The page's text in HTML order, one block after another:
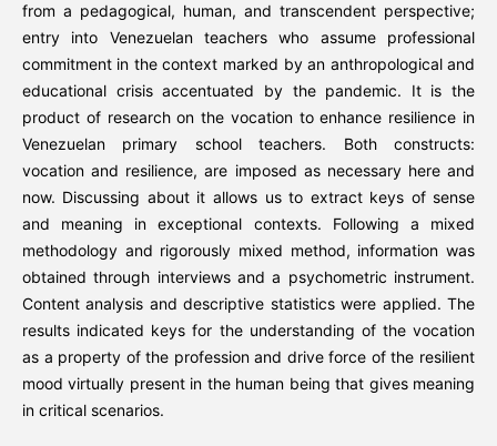
from a pedagogical, human, and transcendent perspective;
entry into Venezuelan teachers who assume professional
commitment in the context marked by an anthropological and
educational crisis accentuated by the pandemic. It is the
product of research on the vocation to enhance resilience in
Venezuelan primary school teachers. Both constructs:
vocation and resilience, are imposed as necessary here and
now. Discussing about it allows us to extract keys of sense
and meaning in exceptional contexts. Following a mixed
methodology and rigorously mixed method, information was
obtained through interviews and a psychometric instrument.
Content analysis and descriptive statistics were applied. The
results indicated keys for the understanding of the vocation
as a property of the profession and drive force of the resilient
mood virtually present in the human being that gives meaning
in critical scenarios.